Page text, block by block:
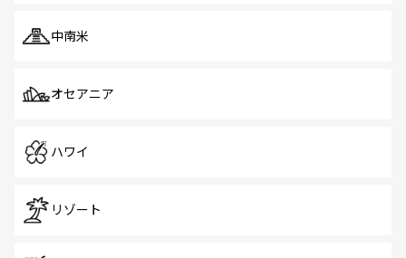
中南米
オセアニア
ハワイ
リゾート